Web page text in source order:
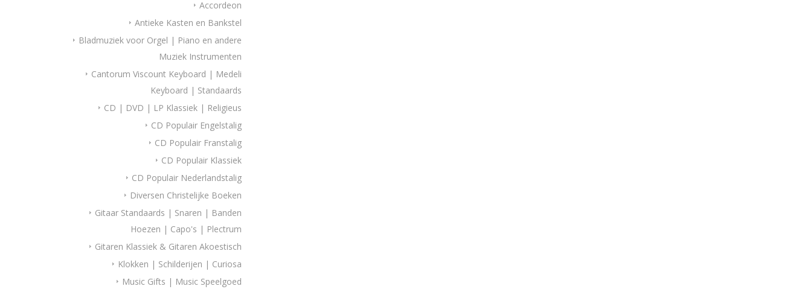
Accordeon
Antieke Kasten en Bankstel
Bladmuziek voor Orgel | Piano en andere
Muziek Instrumenten
Cantorum Viscount Keyboard | Medeli
Keyboard | Standaards
CD | DVD | LP Klassiek | Religieus
CD Populair Engelstalig
CD Populair Franstalig
CD Populair Klassiek
CD Populair Nederlandstalig
Diversen Christelijke Boeken
Gitaar Standaards | Snaren | Banden
Hoezen | Capo's | Plectrum
Gitaren Klassiek & Gitaren Akoestisch
Klokken | Schilderijen | Curiosa
Music Gifts | Music Speelgoed